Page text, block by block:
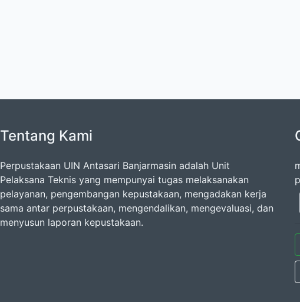
Tentang Kami
Perpustakaan UIN Antasari Banjarmasin adalah Unit
Pelaksana Teknis yang mempunyai tugas melaksanakan
pelayanan, pengembangan kepustakaan, mengadakan kerja
sama antar perpustakaan, mengendalikan, mengevaluasi, dan
menyusun laporan kepustakaan.